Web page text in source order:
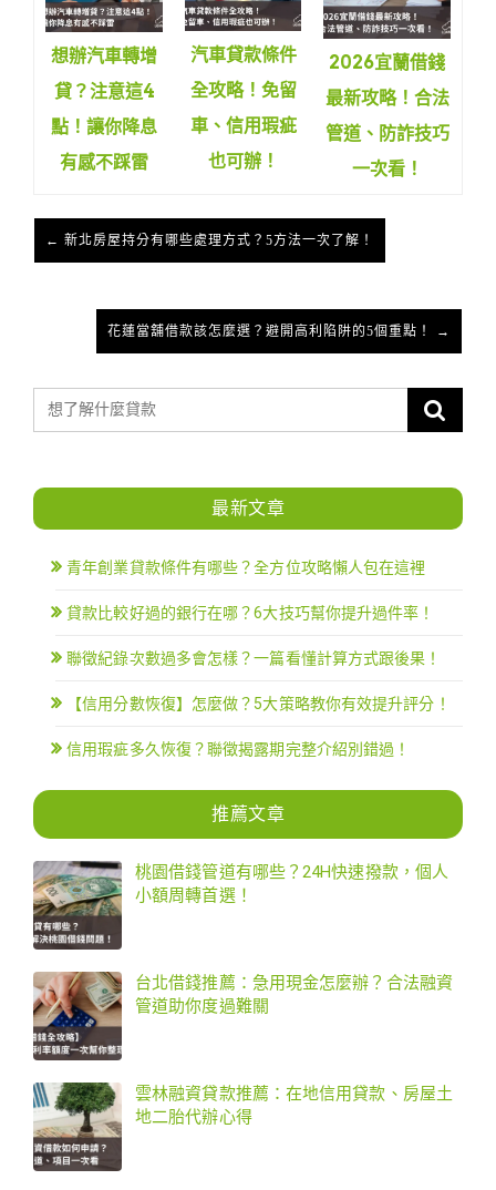
想辦汽車轉增
貸？注意這4
點！讓你降息
有感不踩雷
汽車貸款條件
全攻略！免留
車、信用瑕疵
也可辦！
2026宜蘭借錢
最新攻略！合法
管道、防詐技巧
一次看！
← 新北房屋持分有哪些處理方式？5方法一次了解！
花蓮當舖借款該怎麼選？避開高利陷阱的5個重點！ →
最新文章
青年創業貸款條件有哪些？全方位攻略懶人包在這裡
貸款比較好過的銀行在哪？6大技巧幫你提升過件率！
聯徵紀錄次數過多會怎樣？一篇看懂計算方式跟後果！
【信用分數恢復】怎麼做？5大策略教你有效提升評分！
信用瑕疵多久恢復？聯徵揭露期完整介紹別錯過！
推薦文章
桃園借錢管道有哪些？24H快速撥款，個人
小額周轉首選！
台北借錢推薦：急用現金怎麼辦？合法融資
管道助你度過難關
雲林融資貸款推薦：在地信用貸款、房屋土
地二胎代辦心得